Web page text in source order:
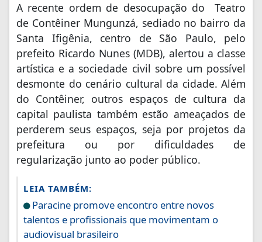
A recente ordem de desocupação do Teatro
de Contêiner Mungunzá, sediado no bairro da
Santa Ifigênia, centro de São Paulo, pelo
prefeito Ricardo Nunes (MDB), alertou a classe
artística e a sociedade civil sobre um possível
desmonte do cenário cultural da cidade. Além
do Contêiner, outros espaços de cultura da
capital paulista também estão ameaçados de
perderem seus espaços, seja por projetos da
prefeitura ou por dificuldades de
regularização junto ao poder público.
LEIA TAMBÉM:
Paracine promove encontro entre novos
talentos e profissionais que movimentam o
audiovisual brasileiro